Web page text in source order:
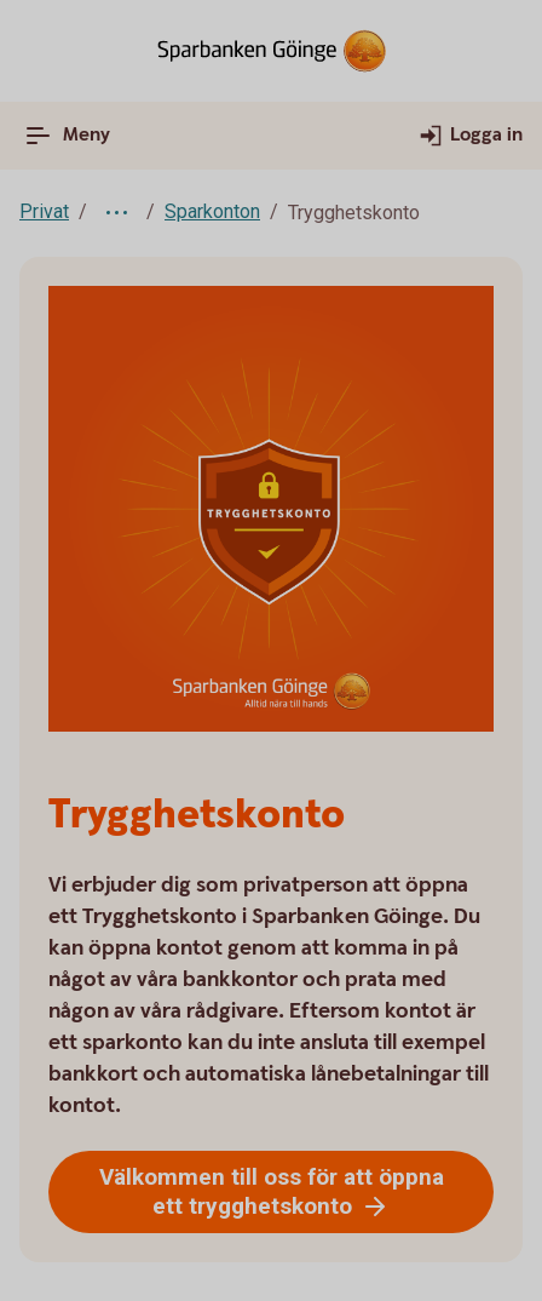
Meny Logga in
Privat Sparkonton Trygghetskonto
Trygghetskonto
Vi erbjuder dig som privatperson att öppna
ett Trygghetskonto i Sparbanken Göinge. Du
kan öppna kontot genom att komma in på
något av våra bankkontor och prata med
någon av våra rådgivare. Eftersom kontot är
ett sparkonto kan du inte ansluta till exempel
bankkort och automatiska lånebetalningar till
kontot.
Välkommen till oss för att öppna
ett trygghetskonto